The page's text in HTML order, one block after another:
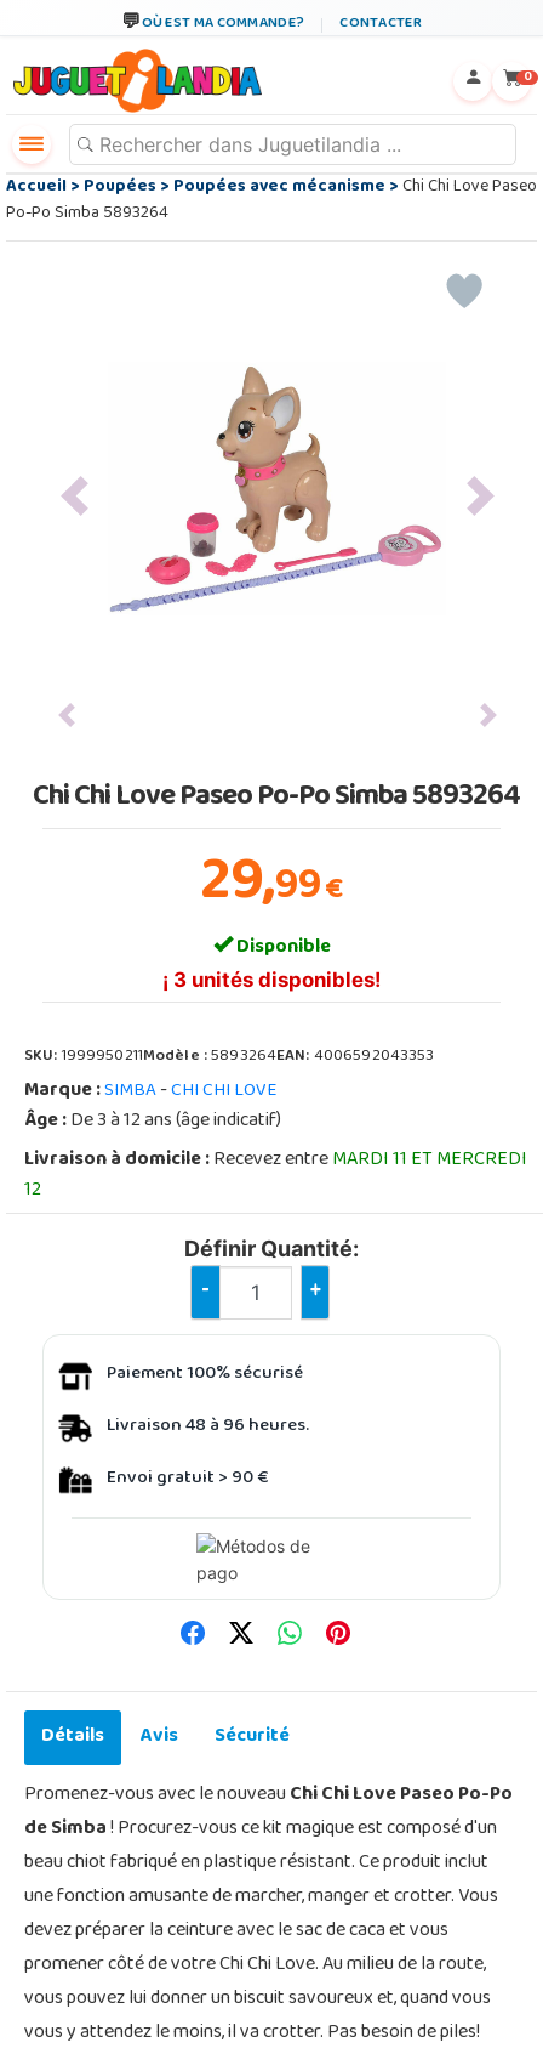
OÙ EST MA COMMANDE? CONTACTER
0
Accueil>Poupées>Poupées avec mécanisme>Chi Chi Love Paseo
Po-Po Simba 5893264
Previous Next
Previous Next
Chi Chi Love Paseo Po-Po Simba 5893264
29,99€
Disponible
¡ 3 unités disponibles!
SKU:1999950211Modèle :5893264EAN:4006592043353
Marque :SIMBA-CHI CHI LOVE
Âge :De 3 à 12 ans (âge indicatif)
Livraison à domicile :Recevez entreMARDI 11 ET MERCREDI
12
Définir Quantité:
- +
Paiement 100% sécurisé
Livraison 48 à 96 heures.
Envoi gratuit > 90 €
Détails Avis
Sécurité
Promenez-vous avec le nouveauChi Chi Love Paseo Po-Po
de Simba! Procurez-vous ce kit magique est composé d'un
beau chiot fabriqué en plastique résistant. Ce produit inclut
une fonction amusante de marcher, manger et crotter. Vous
devez préparer la ceinture avec le sac de caca et vous
promener côté de votre Chi Chi Love. Au milieu de la route,
vous pouvez lui donner un biscuit savoureux et, quand vous
vous y attendez le moins, il va crotter. Pas besoin de piles!